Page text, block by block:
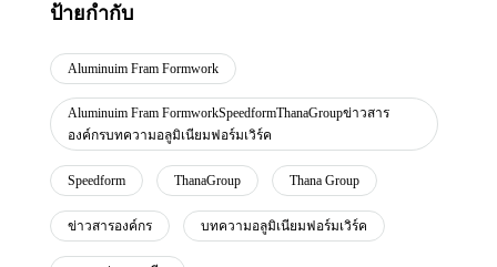
ป้ายกำกับ
Aluminuim Fram Formwork
Aluminuim Fram FormworkSpeedformThanaGroupข่าวสาร
องค์กรบทความอลูมิเนียมฟอร์มเวิร์ค
Speedform ThanaGroup Thana Group
ข่าวสารองค์กร บทความอลูมิเนียมฟอร์มเวิร์ค